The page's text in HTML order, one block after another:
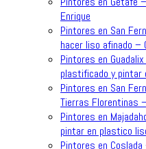
Enrique
Pintores en San
hacer liso afinado –
Pintores en
plastificado y pintar
Pintores en San
Tierras Florentinas
Pintores en
pintar en plastico
Pintores en